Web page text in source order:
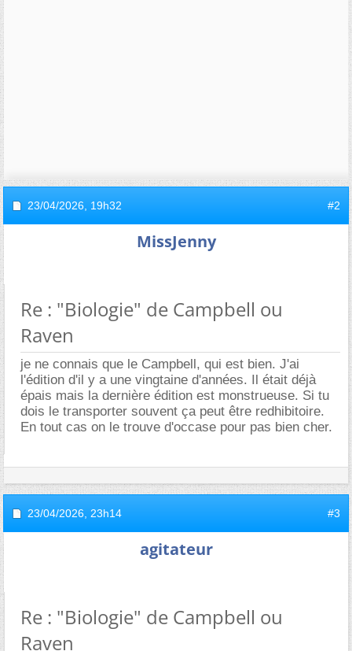
23/04/2026, 19h32 #2
MissJenny
Re : "Biologie" de Campbell ou
Raven
je ne connais que le Campbell, qui est bien. J'ai
l'édition d'il y a une vingtaine d'années. Il était déjà
épais mais la dernière édition est monstrueuse. Si tu
dois le transporter souvent ça peut être redhibitoire.
En tout cas on le trouve d'occase pour pas bien cher.
23/04/2026, 23h14 #3
agitateur
Re : "Biologie" de Campbell ou
Raven